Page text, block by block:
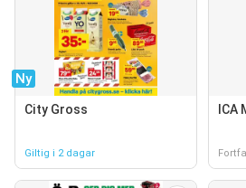
Ny
City Gross
Giltig i 2 dagar
ICA